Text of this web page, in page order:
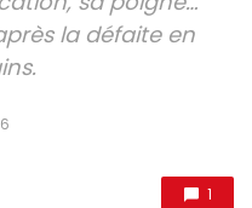
la défaite en
1